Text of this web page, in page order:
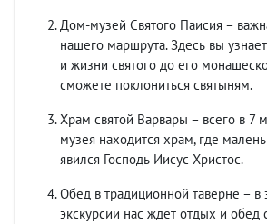
Дом-музей Святого Паисия –
нашего маршрута. Здесь вы
и жизни святого до его
сможете поклониться святыням.
Храм святой Варвары – всего в 7
музея находится храм, где
явился Господь Иисус Христос.
Обед в традиционной таверне – в
экскурсии нас ждет отдых и обед